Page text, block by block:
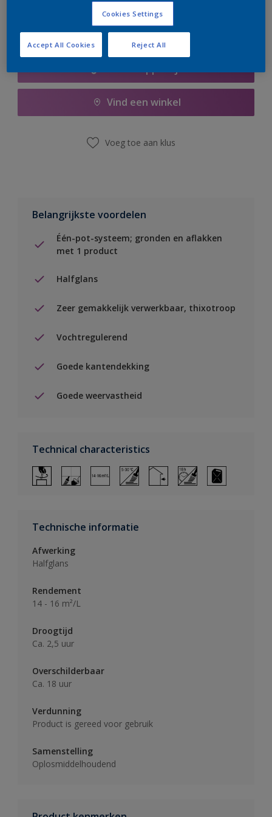
Vind een winkel
Voeg toe aan klus
Belangrijkste voordelen
Één-pot-systeem; gronden en aflakken
met 1 product
Halfglans
Zeer gemakkelijk verwerkbaar, thixotroop
Vochtregulerend
Goede kantendekking
Goede weervastheid
Technical characteristics
Technische informatie
Afwerking
Halfglans
Rendement
14 - 16 m²/L
Droogtijd
Ca. 2,5 uur
Overschilderbaar
Ca. 18 uur
Verdunning
Product is gereed voor gebruik
Samenstelling
Oplosmiddelhoudend
Cookies Settings
Reject All
Accept All Cookies